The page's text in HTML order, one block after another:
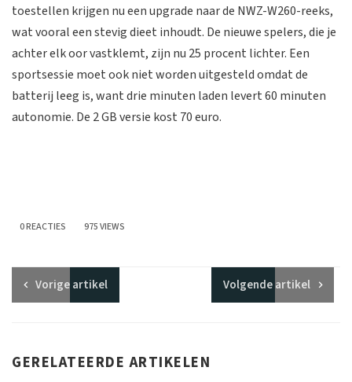
toestellen krijgen nu een upgrade naar de NWZ-W260-reeks,
wat vooral een stevig dieet inhoudt. De nieuwe spelers, die je
achter elk oor vastklemt, zijn nu 25 procent lichter. Een
sportsessie moet ook niet worden uitgesteld omdat de
batterij leeg is, want drie minuten laden levert 60 minuten
autonomie. De 2 GB versie kost 70 euro.
0 REACTIES 975 VIEWS
Vorigeartikel Volgendeartikel
GERELATEERDE ARTIKELEN